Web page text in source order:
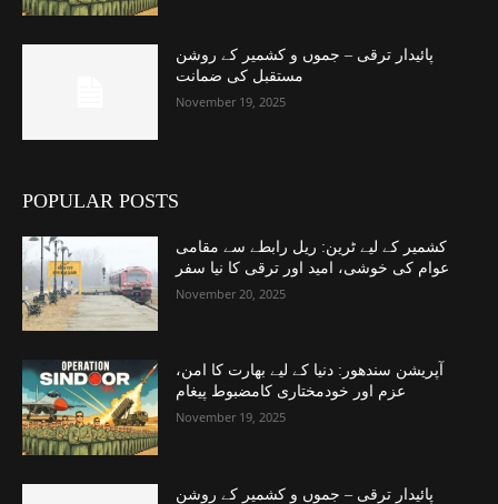
پائیدار ترقی – جموں و کشمیر کے روشن
مستقبل کی ضمانت
November 19, 2025
POPULAR POSTS
کشمیر کے لیے ٹرین: ریل رابطے سے مقامی
عوام کی خوشی، امید اور ترقی کا نیا سفر
November 20, 2025
آپریشن سندھور: دنیا کے لیے بھارت کا امن،
عزم اور خودمختاری کامضبوط پیغام
November 19, 2025
پائیدار ترقی – جموں و کشمیر کے روشن